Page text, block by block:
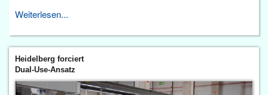
Weiterlesen...
Heidelberg forciert
Dual-Use-Ansatz